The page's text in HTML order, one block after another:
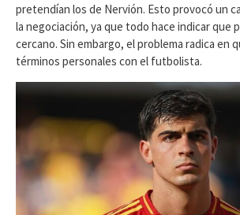
pretendían los de Nervión. Esto provocó un
la negociación, ya que todo hace indicar que
cercano. Sin embargo, el problema radica en
términos personales con el futbolista.